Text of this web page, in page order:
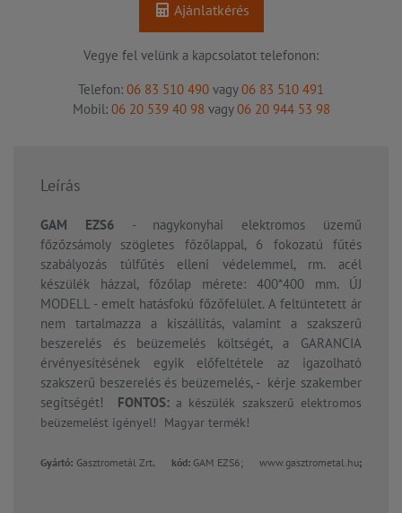
Ajánlatkérés
Vegye fel velünk a kapcsolatot telefonon:
Telefon: 06 83 510 490 vagy06 83 510 491
Mobil: 06 20 539 40 98 vagy06 20 944 53 98
Leírás
GAM EZS6 - nagykonyhai elektromos üzemű
főzőzsámoly szögletes főzőlappal, 6 fokozatú fűtés
szabályozás túlfűtés elleni védelemmel, rm. acél
készülék házzal, főzőlap mérete: 400*400 mm. ÚJ
MODELL - emelt hatásfokú főzőfelület. A feltüntetett ár
nem tartalmazza a kiszállítás, valamint a szakszerű
beszerelés és beüzemelés költségét, a GARANCIA
érvényesítésének egyik előfeltétele az igazolható
szakszerű beszerelés és beüzemelés, - kérje szakember
segítségét!
FONTOS: a készülék szakszerű elektromos
beüzemelést igényel!
Magyar termék!
Gyártó: Gasztrometál Zrt. kód: GAM EZS6; www.gasztrometal.hu;